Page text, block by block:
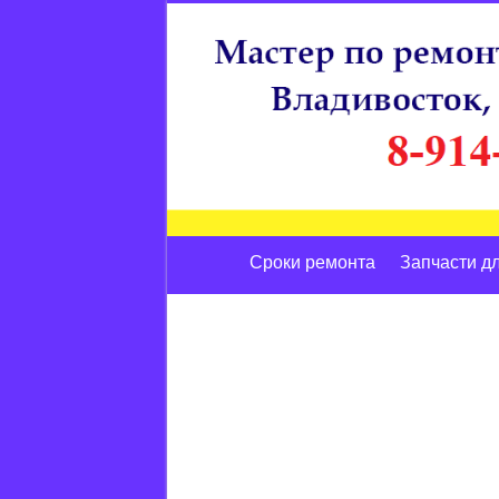
Сроки ремонта Запчасти